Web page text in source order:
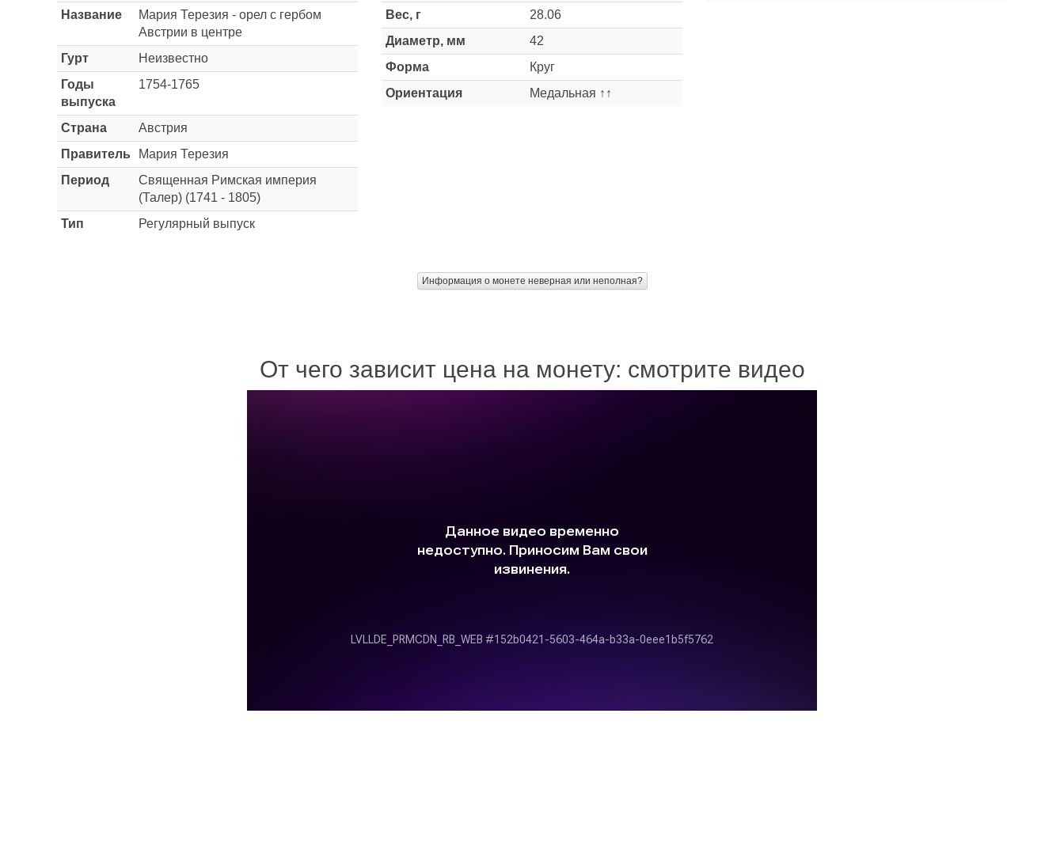
Название
Мария Терезия - орел с гербом
Австрии в центре
Гурт
Неизвестно
Годы
выпуска
1754-1765
Страна
Австрия
Правитель
Мария Терезия
Период
Священная Римская империя
(Талер) (1741 - 1805)
Тип
Регулярный выпуск
Вес, г
28.06
Диаметр, мм
42
Форма
Круг
Ориентация
Медальная ↑↑
Информация о монете неверная или неполная?
От чего зависит цена на монету: смотрите видео